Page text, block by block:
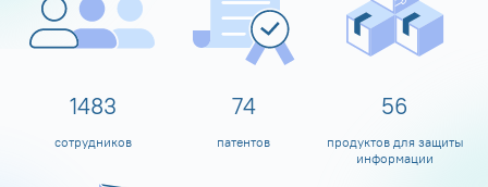
1599
сотрудников
80
патентов
60
продуктов для защиты
информации